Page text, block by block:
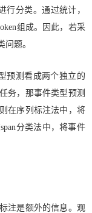
行分类。通过统计，
组成。因此，若采
问题。
预测看成两个独立的
务，那事件类型预测
在序列标注法中，将
分类法中，将事件
注是额外的信息。观